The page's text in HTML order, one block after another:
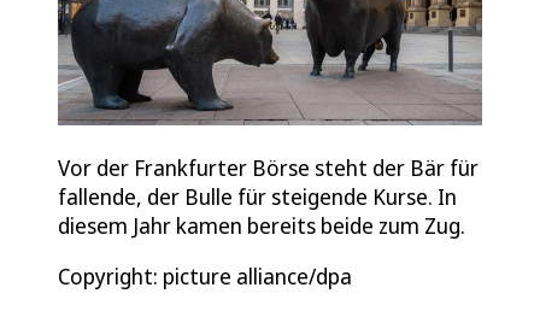
Vor der Frankfurter Börse steht der Bär für
fallende, der Bulle für steigende Kurse. In
diesem Jahr kamen bereits beide zum Zug.
Copyright: picture alliance/dpa